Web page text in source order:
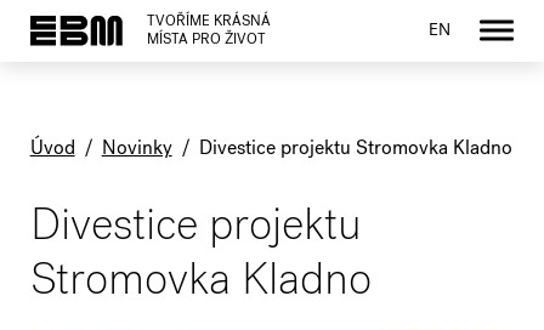
TVOŘÍME KRÁSNÁ
MÍSTA PRO ŽIVOT
EN
Úvod/Novinky/ Divestice projektu Stromovka Kladno
Divestice projektu
Stromovka Kladno